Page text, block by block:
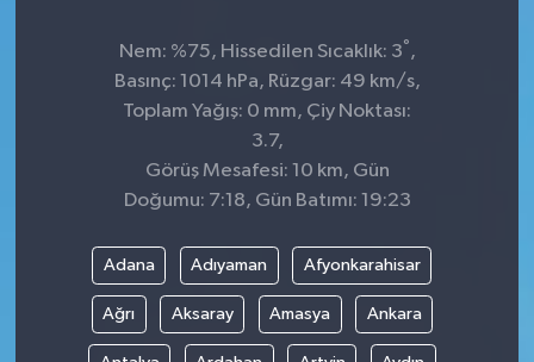
Nem: %75, Hissedilen Sıcaklık: 3°,
Basınç: 1014 hPa, Rüzgar: 49 km/s,
Toplam Yağış: 0 mm, Çiy Noktası:
3.7,
Görüş Mesafesi: 10 km, Gün
Doğumu: 7:18, Gün Batımı: 19:23
Adana Adıyaman Afyonkarahisar
Ağrı Aksaray Amasya Ankara